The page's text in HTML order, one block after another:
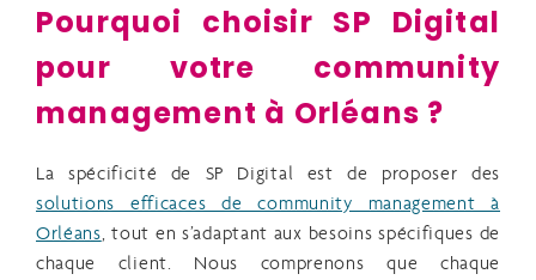
Pourquoi choisir SP Digital
pour votre community
management à Orléans ?
La spécificité de SP Digital est de proposer des
solutions efficaces de community management à
Orléans, tout en s’adaptant aux besoins spécifiques de
chaque client. Nous comprenons que chaque